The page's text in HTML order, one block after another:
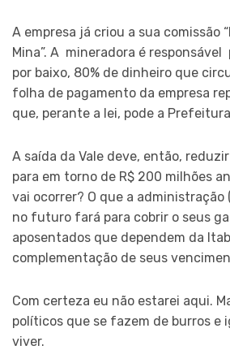
A empresa já criou a sua comissão
Mina”. A mineradora é responsável
por baixo, 80% de dinheiro que
folha de pagamento da empresa
que, perante a lei, pode a
A saída da Vale deve, então,
para em torno de R$ 200 milhões
vai ocorrer? O que a administração
no futuro fará para cobrir o seus
aposentados que dependem da
complementação de seus
Com certeza eu não estarei aqui.
políticos que se fazem de burros e
viver.